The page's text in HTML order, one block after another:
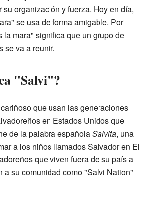
su organización y fuerza. Hoy en día,
se usa de forma amigable. Por
la mara" significa que un grupo de
se va a reunir.
"Salvi"?
que usan las generaciones
en Estados Unidos que
de la palabra españolaSalvita, una
a los niños llamados Salvador en El
que viven fuera de su país a
a su comunidad como "Salvi Nation"